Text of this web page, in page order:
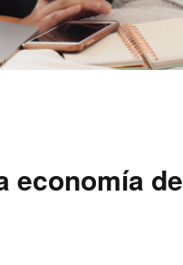
economía de